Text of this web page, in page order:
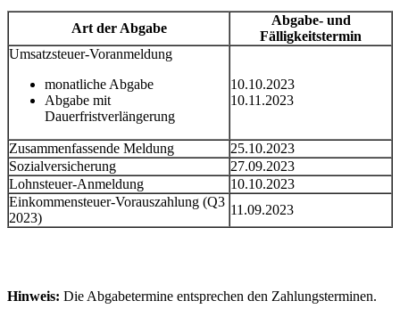
Art der Abgabe
Abgabe- und
Fälligkeitstermin
Umsatzsteuer-Voranmeldung
monatliche Abgabe
Abgabe mit
Dauerfristverlängerung
10.10.2023
10.11.2023
Zusammenfassende Meldung
25.10.2023
Sozialversicherung
27.09.2023
Lohnsteuer-Anmeldung
10.10.2023
Einkommensteuer-Vorauszahlung (Q3
2023)
11.09.2023
Hinweis: Die Abgabetermine entsprechen den Zahlungsterminen.